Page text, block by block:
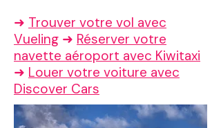
➜ Trouver votre vol avec
Vueling ➜ Réserver votre
navette aéroport avec Kiwitaxi
➜ Louer votre voiture avec
Discover Cars